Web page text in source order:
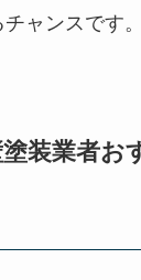
ャンスです。
装業者お